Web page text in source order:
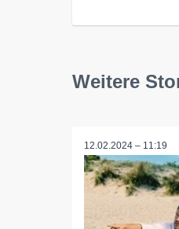
Weitere
12.02.2024 – 11:19